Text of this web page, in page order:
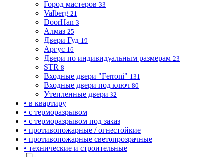
Город мастеров 33
Valberg 21
DoorHan 3
Алмаз 25
Двери Гуд 19
Аргус 16
Двери по индивидуальным размерам 23
STR 8
Входные двери "Ferroni" 131
Входные двери под ключ 80
Утепленные двери 32
• в квартиру
• с терморазрывом
• с терморазрывом под заказ
• противопожарные / огнестойкие
• противопожарные светопрозрачные
• технические и строительные